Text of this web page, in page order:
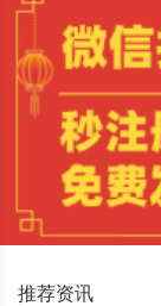
推荐资讯